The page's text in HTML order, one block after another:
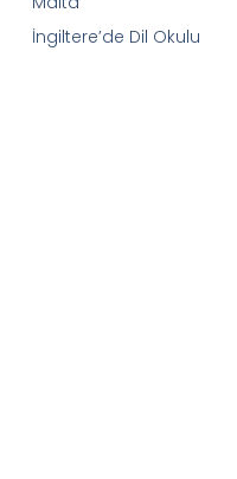
İngiltere’de Dil Okulu